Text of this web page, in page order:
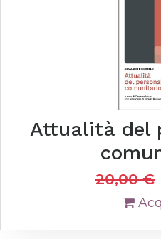
Attualità del
20,00€